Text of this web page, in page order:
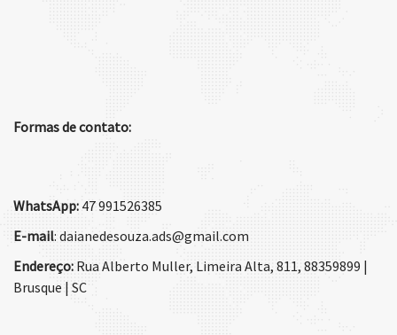
Formas de contato:
WhatsApp: 47 991526385
E-mail: daianedesouza.ads@gmail.com
Endereço: Rua Alberto Muller, Limeira Alta, 811, 88359899 |
Brusque | SC